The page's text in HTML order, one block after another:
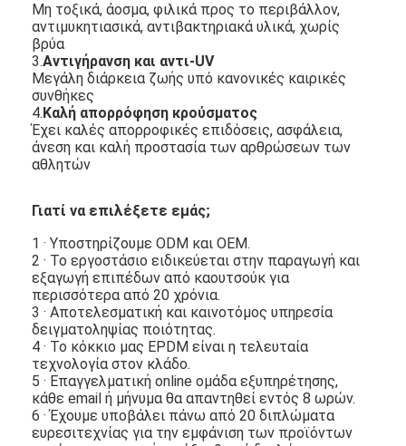
Σπίτι
Προϊόντα
Βίντεο
Μη τοξικά, άοσμα, φιλικά προς το περιβάλλον,
αντιμυκητιασικά, αντιβακτηριακά υλικά, χωρίς
βρύα
3.Αντιγήρανση και αντι-UV
Μεγάλη διάρκεια ζωής υπό κανονικές καιρικές
συνθήκες
4.Καλή απορρόφηση κρούσματος
Έχει καλές απορροφικές επιδόσεις, ασφάλεια,
άνεση και καλή προστασία των αρθρώσεων των
αθλητών
Γιατί να επιλέξετε εμάς;
1 · Υποστηρίζουμε ODM και OEM.
2 · Το εργοστάσιο ειδικεύεται στην παραγωγή και
εξαγωγή επιπέδων από καουτσούκ για
περισσότερα από 20 χρόνια.
3 · Αποτελεσματική και καινοτόμος υπηρεσία
δειγματοληψίας ποιότητας.
4 · Το κόκκιο μας EPDM είναι η τελευταία
τεχνολογία στον κλάδο.
5 · Επαγγελματική online ομάδα εξυπηρέτησης,
κάθε email ή μήνυμα θα απαντηθεί εντός 8 ωρών.
6 · Έχουμε υποβάλει πάνω από 20 διπλώματα
ευρεσιτεχνίας για την εμφάνιση των προϊόντων